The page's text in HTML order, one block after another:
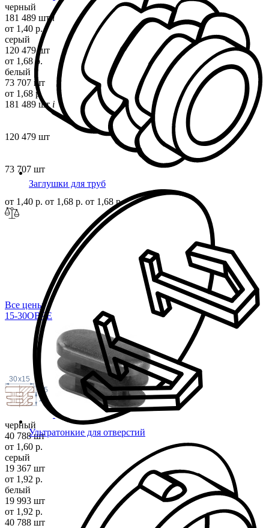
Заглушки для труб
Ультратонкие для отверстий
черный
181 489 штi
от 1,40 р.
серый
120 479 шт
от 1,68 р.
белый
73 707 шт
от 1,68 р.
181 489 шт i
120 479 шт
73 707 шт
от 1,40 р. от 1,68 р. от 1,68 р.
Все цены
15-30ОВЧЕ
4.5
12
15
x
30
черный
40 788 шт
от 1,60 р.
серый
19 367 шт
от 1,92 р.
белый
19 993 шт
от 1,92 р.
40 788 шт